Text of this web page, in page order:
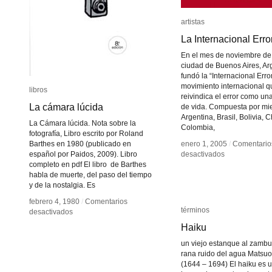
libros
La cámara lúcida
La Cámara lúcida. Nota sobre la
fotografía, Libro escrito por Roland
Barthes en 1980 (publicado en
español por Paidos, 2009). Libro
completo en pdf El libro de Barthes
habla de muerte, del paso del tiempo
y de la nostalgia. Es
febrero 4, 1980 / Comentarios
desactivadosen
libros
La cámara lúcida
febrero 4, 1980 / Comentarios
desactivadosen
artistas
La Internacional
En el mes de noviembre
ciudad de Buenos Aires,
fundó la “Internacional
movimiento internacional
reivindica el error como
de vida. Compuesta por
Argentina, Brasil, Bolivia,
Colombia,
enero 1, 2005 /
desactivadosen
artistas
La Internacional
enero 1, 2005 /
desactivadosen
términos
Haiku
un viejo estanque al
rana ruido del agua
(1644 – 1694) El haiku es
términos
Haiku